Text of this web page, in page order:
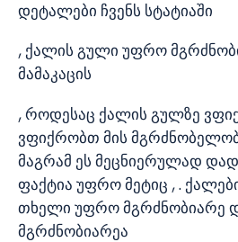
დეტალები ჩვენს სტატიაში
, ქალის გული უფრო
მამაკაცის
, როდესაც ქალის გულზე
ვფიქრობთ მის
მაგრამ ეს მეცნიერულად
ფაქტია უფრო მეტიც , .
თხელი უფრო მგრძნობიარე
მგრძნობიარეა